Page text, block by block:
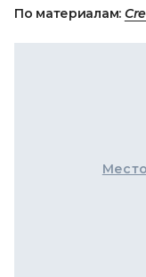
По материалам: